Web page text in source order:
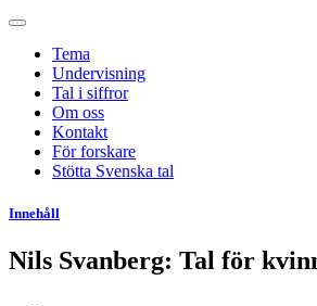
Tema
Undervisning
Tal i siffror
Om oss
Kontakt
För forskare
Stötta Svenska tal
Innehåll
Nils Svanberg: Tal för